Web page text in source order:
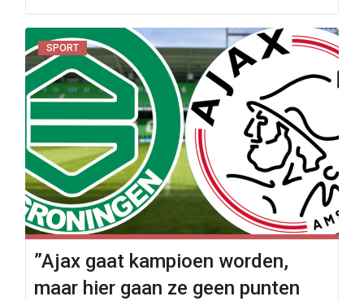
SPORT
”Ajax gaat kampioen worden,
maar hier gaan ze geen punten